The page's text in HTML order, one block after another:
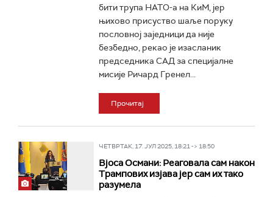
бити трупа НАТО-а на КиМ, јер
њихово присуство шаље поруку
пословној заједници да није
безбедно, рекао је изасланик
председника САД за специјалне
мисије Ричард Гренел...
Прочитај
ЧЕТВРТАК, 17. ЈУЛ 2025, 18:21 -> 18:50
Вјоса Османи: Реаговала сам након
Трампових изјава јер сам их тако
разумела